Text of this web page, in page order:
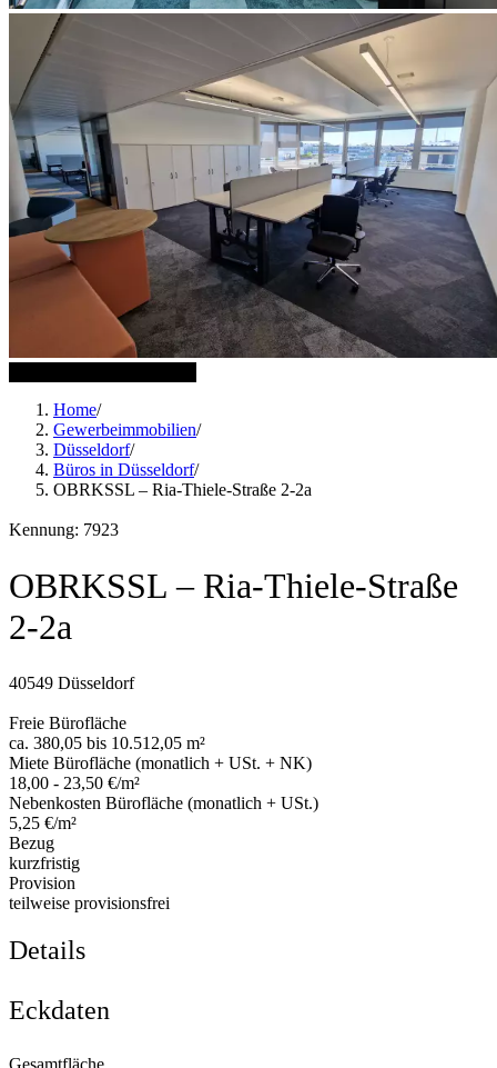
Home/
Gewerbeimmobilien/
Düsseldorf/
Büros in Düsseldorf/
OBRKSSL – Ria-Thiele-Straße 2-2a
Kennung: 7923
OBRKSSL – Ria-Thiele-Straße
2-2a
40549 Düsseldorf
Freie Bürofläche
ca. 380,05 bis 10.512,05 m²
Miete Bürofläche (monatlich + USt. + NK)
18,00 - 23,50 €/m²
Nebenkosten Bürofläche (monatlich + USt.)
5,25 €/m²
Bezug
kurzfristig
Provision
teilweise provisionsfrei
Details
Eckdaten